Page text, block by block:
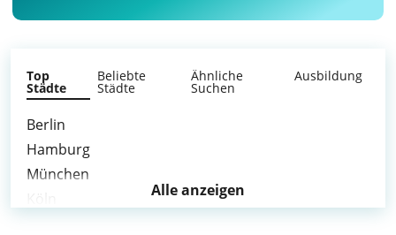
Top
Städte
Beliebte
Städte
Ähnliche
Suchen
Ausbildung
Berlin
Hamburg
München
Alle anzeigen